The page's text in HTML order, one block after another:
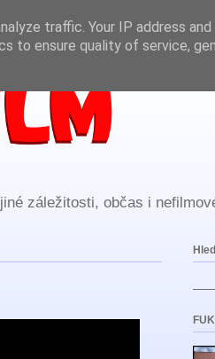
záležitosti, občas i
traffic. Your IP address
to ensure quality of service,